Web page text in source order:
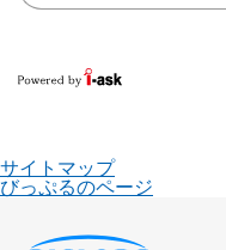
サイトマップ
びっぷるのページ